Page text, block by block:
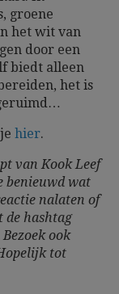
groene
het wit van
door een
biedt alleen
het is
hier.
van Kook Leef
benieuwd wat
nalaten of
de hashtag
ook
tot